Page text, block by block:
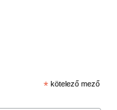
* kötelező mező